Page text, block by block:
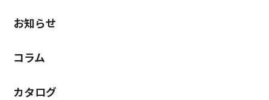
お知らせ
コラム
カタログ